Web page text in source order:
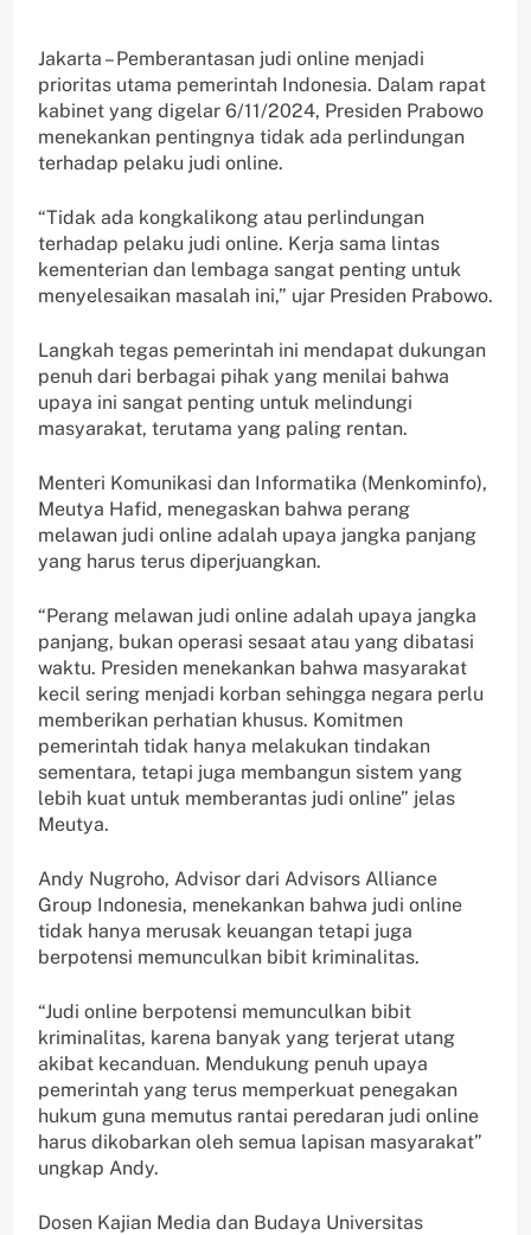
Jakarta – Pemberantasan judi online menjadi
prioritas utama pemerintah Indonesia. Dalam rapat
kabinet yang digelar 6/11/2024, Presiden Prabowo
menekankan pentingnya tidak ada perlindungan
terhadap pelaku judi online.
“Tidak ada kongkalikong atau perlindungan
terhadap pelaku judi online. Kerja sama lintas
kementerian dan lembaga sangat penting untuk
menyelesaikan masalah ini,” ujar Presiden Prabowo.
Langkah tegas pemerintah ini mendapat dukungan
penuh dari berbagai pihak yang menilai bahwa
upaya ini sangat penting untuk melindungi
masyarakat, terutama yang paling rentan.
Menteri Komunikasi dan Informatika (Menkominfo),
Meutya Hafid, menegaskan bahwa perang
melawan judi online adalah upaya jangka panjang
yang harus terus diperjuangkan.
“Perang melawan judi online adalah upaya jangka
panjang, bukan operasi sesaat atau yang dibatasi
waktu. Presiden menekankan bahwa masyarakat
kecil sering menjadi korban sehingga negara perlu
memberikan perhatian khusus. Komitmen
pemerintah tidak hanya melakukan tindakan
sementara, tetapi juga membangun sistem yang
lebih kuat untuk memberantas judi online” jelas
Meutya.
Andy Nugroho, Advisor dari Advisors Alliance
Group Indonesia, menekankan bahwa judi online
tidak hanya merusak keuangan tetapi juga
berpotensi memunculkan bibit kriminalitas.
“Judi online berpotensi memunculkan bibit
kriminalitas, karena banyak yang terjerat utang
akibat kecanduan. Mendukung penuh upaya
pemerintah yang terus memperkuat penegakan
hukum guna memutus rantai peredaran judi online
harus dikobarkan oleh semua lapisan masyarakat”
ungkap Andy.
Dosen Kajian Media dan Budaya Universitas